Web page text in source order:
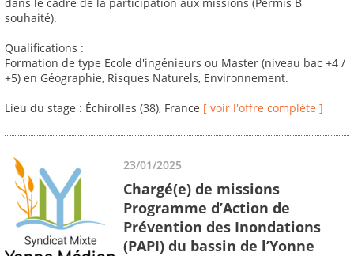
souhaité).
Qualifications :
Formation de type Ecole d'ingénieurs ou Master (niveau bac +4 /
+5) en Géographie, Risques Naturels, Environnement.
Lieu du stage : Échirolles (38), France [ voir l'offre complète ]
23/01/2025
Chargé(e) de missions
Programme d’Action de
Prévention des Inondations
(PAPI) du bassin de l’Yonne